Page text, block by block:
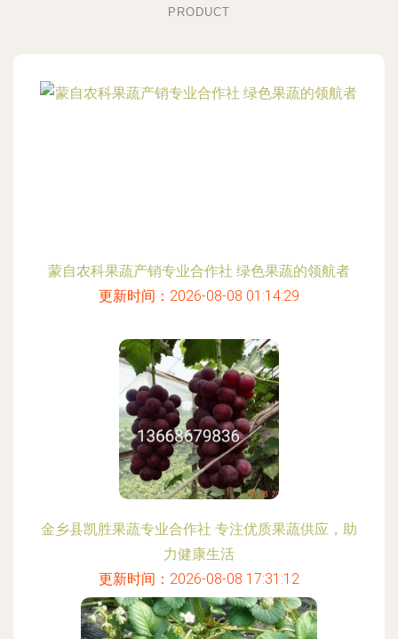
PRODUCT
蒙自农科果蔬产销专业合作社 绿色果蔬的领航者
更新时间：2026-08-08 01:14:29
金乡县凯胜果蔬专业合作社 专注优质果蔬供应，助
力健康生活
更新时间：2026-08-08 17:31:12